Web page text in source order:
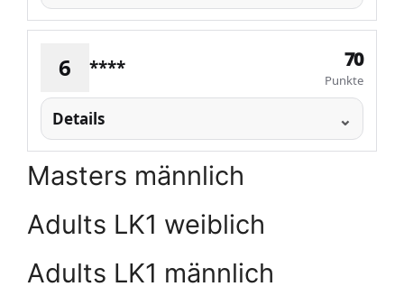
6 **** 70
Punkte
Details
Masters männlich
Adults LK1 weiblich
Adults LK1 männlich